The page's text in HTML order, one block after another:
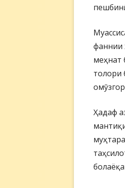
фаннии
меҳнат
толори
Ҳадаф